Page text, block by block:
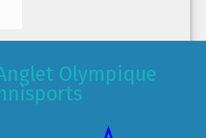
Olympique